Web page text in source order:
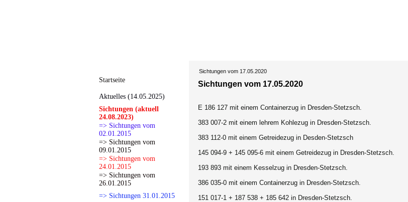
Startseite
Aktuelles (14.05.2025)
Sichtungen (aktuell
24.08.2023)
=> Sichtungen vom
02.01.2015
=> Sichtungen vom
09.01.2015
=> Sichtungen vom
24.01.2015
=> Sichtungen vom
26.01.2015
=> Sichtungen 31.01.2015
Sichtungen vom 17.05.2020
Sichtungen vom 17.05.2020
E 186 127 mit einem Containerzug in Dresden-Stetzsch.
383 007-2 mit einem lehrem Kohlezug in Dresden-Stetzsch.
383 112-0 mit einem Getreidezug in Desden-Stetzsch
145 094-9 + 145 095-6 mit einem Getreidezug in Dresden-Stetzsch.
193 893 mit einem Kesselzug in Dresden-Stetzsch.
386 035-0 mit einem Containerzug in Dresden-Stetzsch.
151 017-1 + 187 538 + 185 642 in Dresden-Stetzsch.